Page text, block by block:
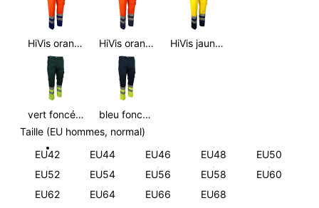
HiVis orange/bleu roi HiVis orange/bleu foncé HiVis jaune/bleu foncé
vert foncé/HiVis jaune
bleu foncé/HiVis jaune
Taille (EU hommes, normal)
EU42
EU44 EU46 EU48
EU50
EU52
EU54 EU56 EU58
EU60
EU62
EU64 EU66 EU68